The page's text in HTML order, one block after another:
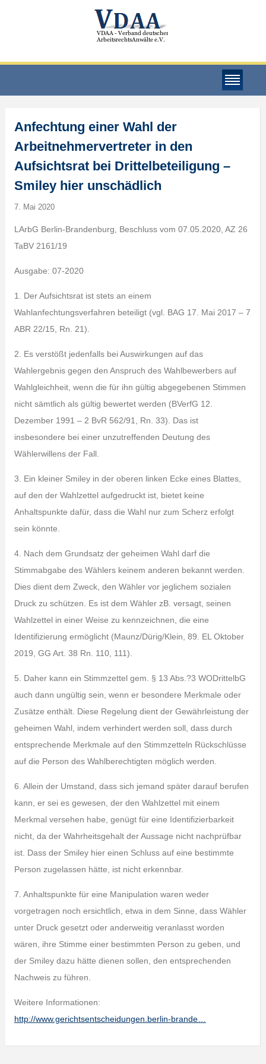
Anfechtung einer Wahl der
Arbeitnehmervertreter in den
Aufsichtsrat bei Drittelbeteiligung –
Smiley hier unschädlich
7. Mai 2020
LArbG Berlin-Brandenburg, Beschluss vom 07.05.2020, AZ 26
TaBV 2161/19
Ausgabe: 07-2020
1. Der Aufsichtsrat ist stets an einem
Wahlanfechtungsverfahren beteiligt (vgl. BAG 17. Mai 2017 – 7
ABR 22/15, Rn. 21).
2. Es verstößt jedenfalls bei Auswirkungen auf das
Wahlergebnis gegen den Anspruch des Wahlbewerbers auf
Wahlgleichheit, wenn die für ihn gültig abgegebenen Stimmen
nicht sämtlich als gültig bewertet werden (BVerfG 12.
Dezember 1991 – 2 BvR 562/91, Rn. 33). Das ist
insbesondere bei einer unzutreffenden Deutung des
Wählerwillens der Fall.
3. Ein kleiner Smiley in der oberen linken Ecke eines Blattes,
auf den der Wahlzettel aufgedruckt ist, bietet keine
Anhaltspunkte dafür, dass die Wahl nur zum Scherz erfolgt
sein könnte.
4. Nach dem Grundsatz der geheimen Wahl darf die
Stimmabgabe des Wählers keinem anderen bekannt werden.
Dies dient dem Zweck, den Wähler vor jeglichem sozialen
Druck zu schützen. Es ist dem Wähler zB. versagt, seinen
Wahlzettel in einer Weise zu kennzeichnen, die eine
Identifizierung ermöglicht (Maunz/Dürig/Klein, 89. EL Oktober
2019, GG Art. 38 Rn. 110, 111).
5. Daher kann ein Stimmzettel gem. § 13 Abs.?3 WODrittelbG
auch dann ungültig sein, wenn er besondere Merkmale oder
Zusätze enthält. Diese Regelung dient der Gewährleistung der
geheimen Wahl, indem verhindert werden soll, dass durch
entsprechende Merkmale auf den Stimmzetteln Rückschlüsse
auf die Person des Wahlberechtigten möglich werden.
6. Allein der Umstand, dass sich jemand später darauf berufen
kann, er sei es gewesen, der den Wahlzettel mit einem
Merkmal versehen habe, genügt für eine Identifizierbarkeit
nicht, da der Wahrheitsgehalt der Aussage nicht nachprüfbar
ist. Dass der Smiley hier einen Schluss auf eine bestimmte
Person zugelassen hätte, ist nicht erkennbar.
7. Anhaltspunkte für eine Manipulation waren weder
vorgetragen noch ersichtlich, etwa in dem Sinne, dass Wähler
unter Druck gesetzt oder anderweitig veranlasst worden
wären, ihre Stimme einer bestimmten Person zu geben, und
der Smiley dazu hätte dienen sollen, den entsprechenden
Nachweis zu führen.
Weitere Informationen:
http://www.gerichtsentscheidungen.berlin-brande…